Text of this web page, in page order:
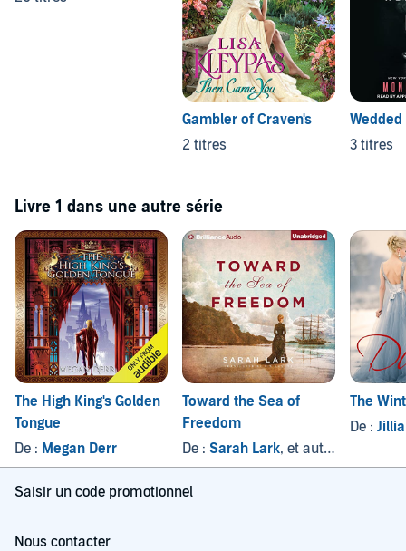
Gambler of Craven's
2 titres
3 titres
Livre 1 dans une autre série
The High King's Golden
Tongue
De : Megan Derr
Toward the Sea of
Freedom
De : Sarah Lark, et autres
The
De :
Saisir un code promotionnel
Nous contacter